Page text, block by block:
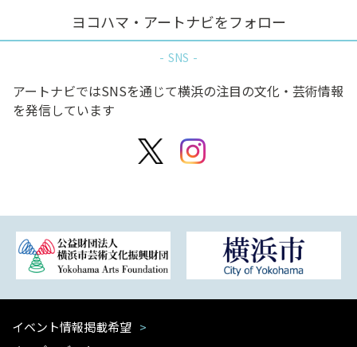
ヨコハマ・アートナビをフォロー
SNS
アートナビではSNSを通じて横浜の注目の文化・芸術情報
を発信しています
イベント情報掲載希望